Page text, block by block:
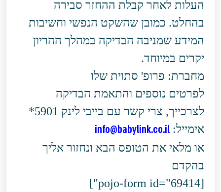
העלות לאחר קבלת ההחזר סבירה
בהחלט. כמובן שהשקט הנפשי וחשיבות
המידע שמניבה הבדיקה במהלך ההריון
יקרים במיוחד.
מחברת: פרופ' סתוית שלו
לפרטים נוספים והתאמת הבדיקה
לצרכייך, צרי קשר עם בייבי לינק 5901*
אימייל:info@babylink.co.il
או מלאי את הטופס הבא ונחזור אליך
בהקדם
[pojo-form id="69414"]